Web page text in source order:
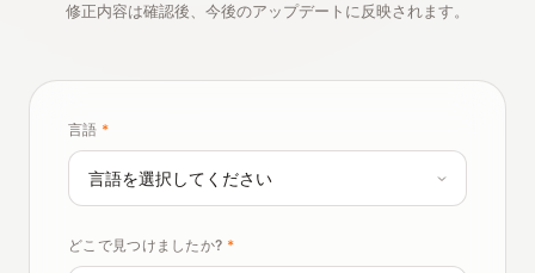
修正内容は確認後、今後のアップデートに反映されます。
言語 *
どこで見つけましたか? *